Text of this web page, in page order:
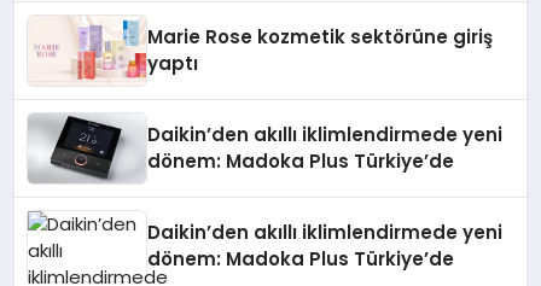
Marie Rose kozmetik sektörüne giriş
yaptı
Daikin’den akıllı iklimlendirmede yeni
dönem: Madoka Plus Türkiye’de
Daikin’den akıllı iklimlendirmede yeni
dönem: Madoka Plus Türkiye’de